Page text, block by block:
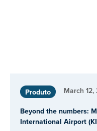
Produto March
Beyond the numbers:
International Airport